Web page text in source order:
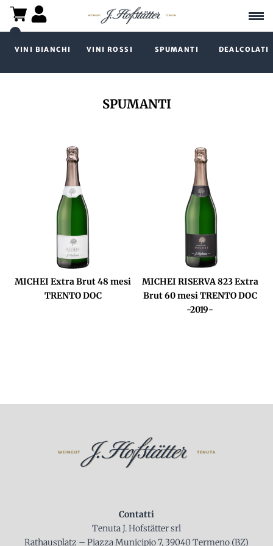
VINI BIANCHI VINI ROSSI SPUMANTI DEALCOLATI
SPUMANTI
MICHEI Extra Brut 48 mesi
TRENTO DOC
MICHEI RISERVA 823 Extra
Brut 60 mesi TRENTO DOC
-2019-
Contatti
Tenuta J. Hofstätter srl
Rathausplatz – Piazza Municipio 7, 39040 Termeno (BZ)